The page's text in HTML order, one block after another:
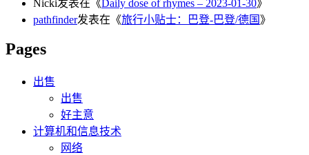
Nicki发表在《Daily dose of rhymes – 2023-01-30》
pathfinder发表在《旅行小贴士：巴登-巴登/德国 》
Pages
出售
出售
好主意
计算机和信息技术
网络